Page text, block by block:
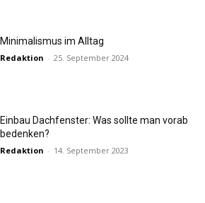
Minimalismus im Alltag
Redaktion - 25. September 2024
Einbau Dachfenster: Was sollte man vorab
bedenken?
Redaktion - 14. September 2023